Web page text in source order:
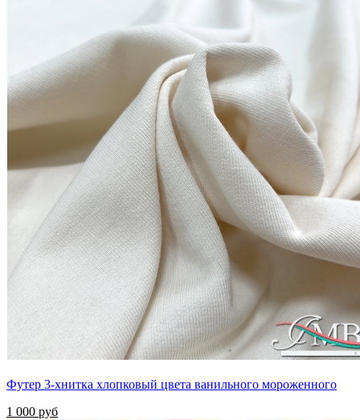
Футер 3-хнитка хлопковый цвета ванильного мороженного
1 000 руб